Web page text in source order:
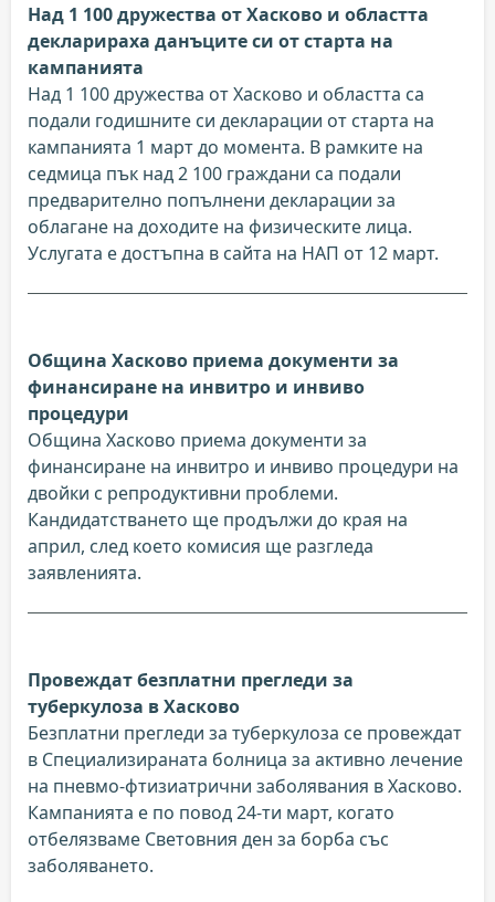
Над 1 100 дружества от Хасково и областта
декларираха данъците си от старта на
кампанията
Над 1 100 дружества от Хасково и областта са
подали годишните си декларации от старта на
кампанията 1 март до момента. В рамките на
седмица пък над 2 100 граждани са подали
предварително попълнени декларации за
облагане на доходите на физическите лица.
Услугата е достъпна в сайта на НАП от 12 март.
Община Хасково приема документи за
финансиране на инвитро и инвиво
процедури
Община Хасково приема документи за
финансиране на инвитро и инвиво процедури на
двойки с репродуктивни проблеми.
Кандидатстването ще продължи до края на
април, след което комисия ще разгледа
заявленията.
Провеждат безплатни прегледи за
туберкулоза в Хасково
Безплатни прегледи за туберкулоза се провеждат
в Специализираната болница за активно лечение
на пневмо-фтизиатрични заболявания в Хасково.
Кампанията е по повод 24-ти март, когато
отбелязваме Световния ден за борба със
заболяването.